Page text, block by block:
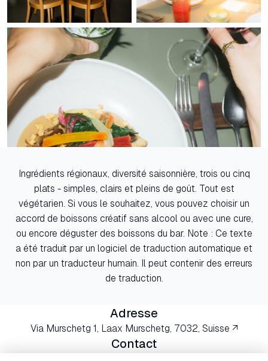
Ingrédients régionaux, diversité saisonnière, trois ou cinq
plats - simples, clairs et pleins de goût. Tout est
végétarien. Si vous le souhaitez, vous pouvez choisir un
accord de boissons créatif sans alcool ou avec une cure,
ou encore déguster des boissons du bar. Note : Ce texte
a été traduit par un logiciel de traduction automatique et
non par un traducteur humain. Il peut contenir des erreurs
de traduction.
Adresse
Via Murschetg 1, Laax Murschetg, 7032, Suisse ↗
Contact